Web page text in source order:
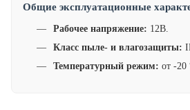
Общие эксплуатационные
Рабочее напряжение: 12В.
Класс пыле- и влагозащиты:
Температурный режим: от -20